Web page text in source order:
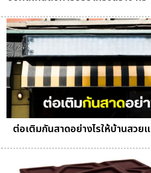
ต่อเติมกันสาดอย่างไรให้บ้านสวยแ